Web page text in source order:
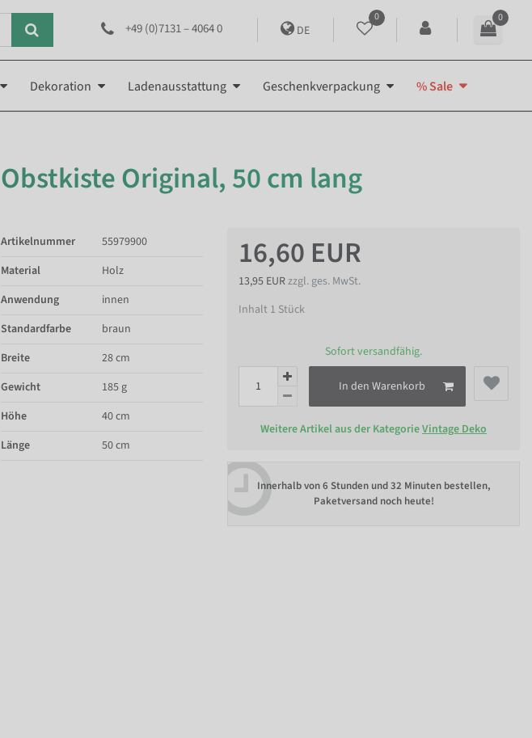
+49 (0)7131 – 4064 0 DE
0 0
Dekoration Ladenausstattung Geschenkverpackung % Sale
Obstkiste Original, 50 cm lang
16,60 EUR
13,95 EURzzgl. ges. MwSt.
Inhalt 1 Stück
Sofort versandfähig.
In den Warenkorb
Weitere Artikel aus der KategorieVintage Deko
Innerhalb von6 Stunden und 32 Minuten bestellen,
Paketversand noch heute!
Artikelnummer
55979900
Material
Holz
Anwendung
innen
Standardfarbe
braun
Breite
28 cm
Gewicht
185 g
Höhe
40 cm
Länge
50 cm